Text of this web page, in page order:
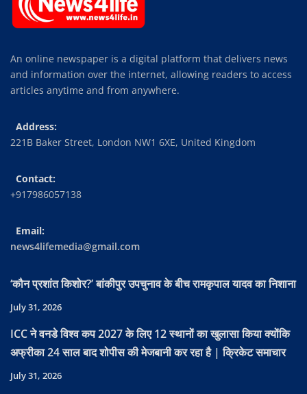
An online newspaper is a digital platform that delivers news
and information over the internet, allowing readers to access
articles anytime and from anywhere.
Address:
221B Baker Street, London NW1 6XE, United Kingdom
Contact:
+917986057138
Email:
news4lifemedia@gmail.com
‘कौन प्रशांत किशोर?’ बांकीपुर उपचुनाव के बीच रामकृपाल यादव का निशाना
July 31, 2026
ICC ने वनडे विश्व कप 2027 के लिए 12 स्थानों का खुलासा किया क्योंकि
अफ्रीका 24 साल बाद शोपीस की मेजबानी कर रहा है | क्रिकेट समाचार
July 31, 2026